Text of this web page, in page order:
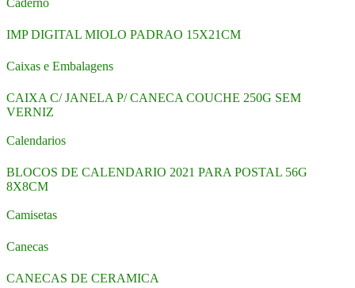
Caderno
IMP DIGITAL MIOLO PADRAO 15X21CM
Caixas e Embalagens
CAIXA C/ JANELA P/ CANECA COUCHE 250G SEM
VERNIZ
Calendarios
BLOCOS DE CALENDARIO 2021 PARA POSTAL 56G
8X8CM
Camisetas
Canecas
CANECAS DE CERAMICA